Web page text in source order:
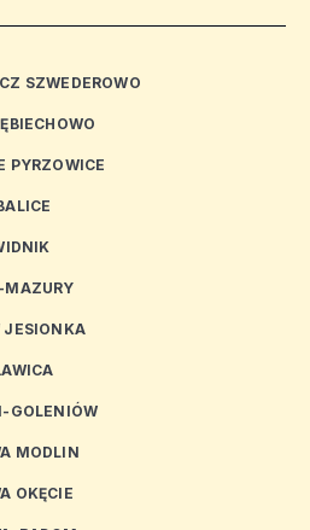
SZWEDEROWO
PYRZOWICE
MAZURY
JESIONKA
GOLENIÓW
MODLIN
OKĘCIE